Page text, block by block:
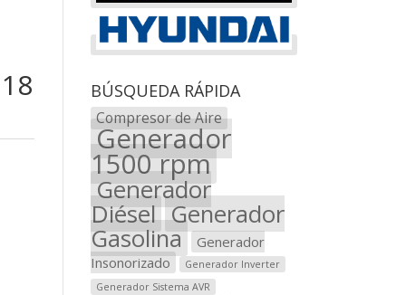
BÚSQUEDA RÁPIDA
Compresor de Aire
Generador
1500 rpm
Generador
Diésel Generador
Gasolina
Generador
Insonorizado
Generador Inverter
Generador Sistema AVR